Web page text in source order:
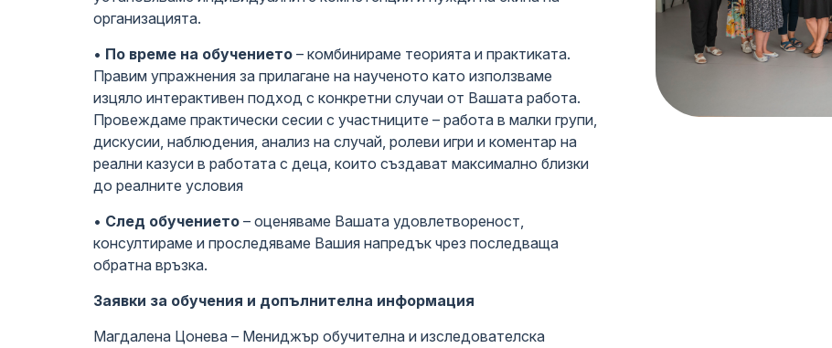
Монтесори Къща
Услуги за родители
Медицински център
организацията.
• По време на обучението – комбинираме теорията и практиката.
Правим упражнения за прилагане на наученото като използваме
изцяло интерактивен подход с конкретни случаи от Вашата работа.
Провеждаме практически сесии с участниците – работа в малки групи,
дискусии, наблюдения, анализ на случай, ролеви игри и коментар на
реални казуси в работата с деца, които създават максимално близки
до реалните условия
• След обучението – оценяваме Вашата удовлетвореност,
консултираме и проследяваме Вашия напредък чрез последваща
обратна връзка.
Заявки за обучения и допълнителна информация
Магдалена Цонева – Мениджър обучителна и изследователска